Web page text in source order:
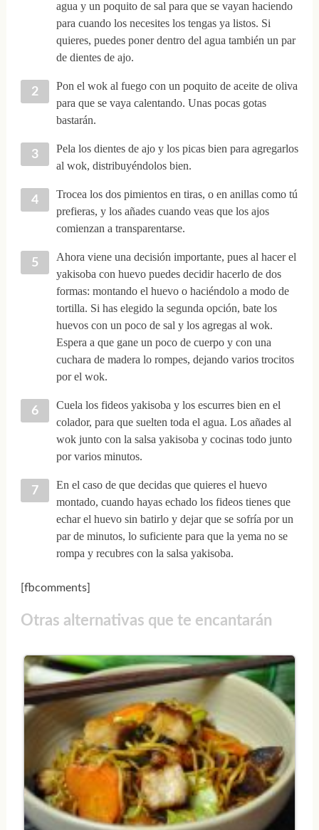
agua y un poquito de sal para que se vayan haciendo
para cuando los necesites los tengas ya listos. Si
quieres, puedes poner dentro del agua también un par
de dientes de ajo.
Pon el wok al fuego con un poquito de aceite de oliva
para que se vaya calentando. Unas pocas gotas
bastarán.
Pela los dientes de ajo y los picas bien para agregarlos
al wok, distribuyéndolos bien.
Trocea los dos pimientos en tiras, o en anillas como tú
prefieras, y los añades cuando veas que los ajos
comienzan a transparentarse.
Ahora viene una decisión importante, pues al hacer el
yakisoba con huevo puedes decidir hacerlo de dos
formas: montando el huevo o haciéndolo a modo de
tortilla. Si has elegido la segunda opción, bate los
huevos con un poco de sal y los agregas al wok.
Espera a que gane un poco de cuerpo y con una
cuchara de madera lo rompes, dejando varios trocitos
por el wok.
Cuela los fideos yakisoba y los escurres bien en el
colador, para que suelten toda el agua. Los añades al
wok junto con la salsa yakisoba y cocinas todo junto
por varios minutos.
En el caso de que decidas que quieres el huevo
montado, cuando hayas echado los fideos tienes que
echar el huevo sin batirlo y dejar que se sofría por un
par de minutos, lo suficiente para que la yema no se
rompa y recubres con la salsa yakisoba.
[fbcomments]
Otras alternativas que te encantarán